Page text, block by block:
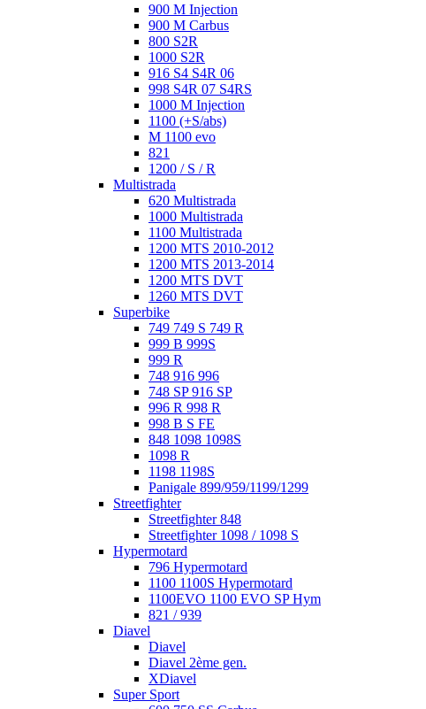
900 M Injection
900 M Carbus
800 S2R
1000 S2R
916 S4 S4R 06
998 S4R 07 S4RS
1000 M Injection
1100 (+S/abs)
M 1100 evo
821
1200 / S / R
Multistrada
620 Multistrada
1000 Multistrada
1100 Multistrada
1200 MTS 2010-2012
1200 MTS 2013-2014
1200 MTS DVT
1260 MTS DVT
Superbike
749 749 S 749 R
999 B 999S
999 R
748 916 996
748 SP 916 SP
996 R 998 R
998 B S FE
848 1098 1098S
1098 R
1198 1198S
Panigale 899/959/1199/1299
Streetfighter
Streetfighter 848
Streetfighter 1098 / 1098 S
Hypermotard
796 Hypermotard
1100 1100S Hypermotard
1100EVO 1100 EVO SP Hym
821 / 939
Diavel
Diavel
Diavel 2ème gen.
XDiavel
Super Sport